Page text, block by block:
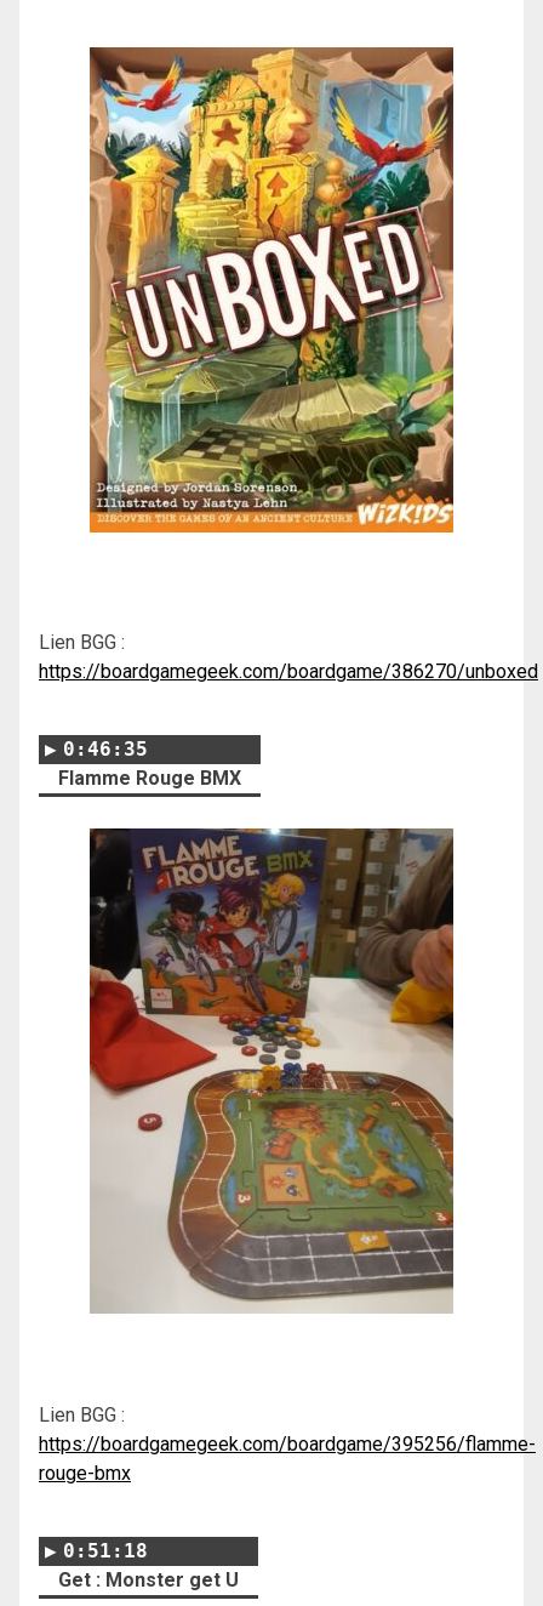
Lien BGG :
https://boardgamegeek.com/boardgame/386270/unboxed
0:46:35
Flamme Rouge BMX
Lien BGG :
https://boardgamegeek.com/boardgame/395256/flamme-
rouge-bmx
0:51:18
Get : Monster get U